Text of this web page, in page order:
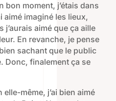
bon moment, j’étais dans
aimé imaginé les lieux,
j’aurais aimé que ça aille
En revanche, je pense
sachant que le public
Donc, finalement ça se
même, j’ai bien aimé